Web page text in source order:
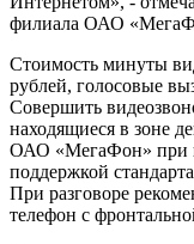
филиала ОАО
Стоимость минуты
рублей, голосовые
Совершить
находящиеся в зоне
ОАО «МегаФон» при
поддержкой
При разговоре
телефон с